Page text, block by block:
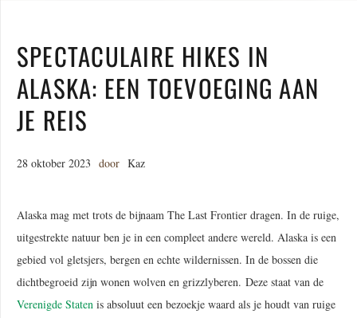
SPECTACULAIRE HIKES IN
ALASKA: EEN TOEVOEGING AAN
JE REIS
28 oktober 2023 door Kaz
Alaska mag met trots de bijnaam The Last Frontier dragen. In de ruige,
uitgestrekte natuur ben je in een compleet andere wereld. Alaska is een
gebied vol gletsjers, bergen en echte wildernissen. In de bossen die
dichtbegroeid zijn wonen wolven en grizzlyberen. Deze staat van de
Verenigde Staten is absoluut een bezoekje waard als je houdt van ruige